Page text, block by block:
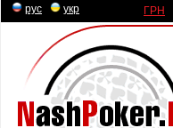
рус укр ГРН